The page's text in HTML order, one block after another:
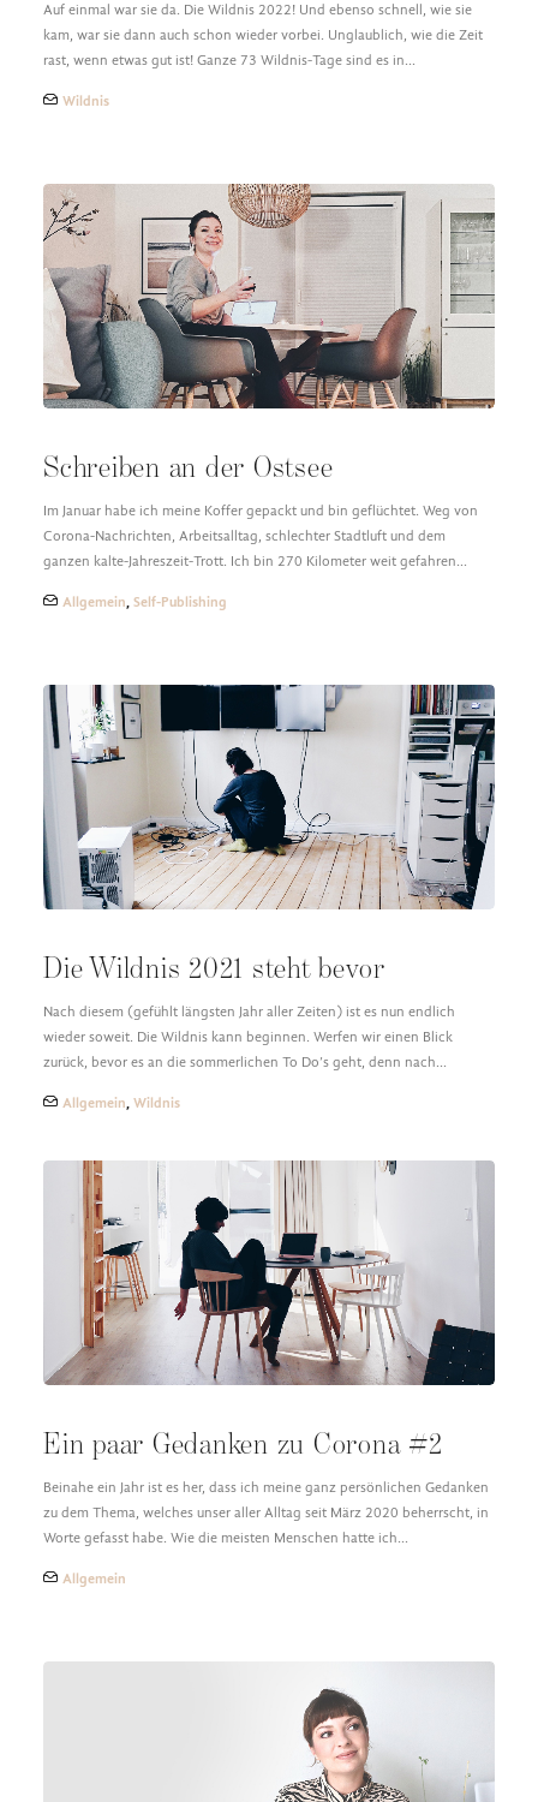
Auf einmal war sie da. Die Wildnis 2022! Und ebenso schnell, wie sie
kam, war sie dann auch schon wieder vorbei. Unglaublich, wie die Zeit
rast, wenn etwas gut ist! Ganze 73 Wildnis-Tage sind es in…
Wildnis
Schreiben an der Ostsee
Im Januar habe ich meine Koffer gepackt und bin geflüchtet. Weg von
Corona-Nachrichten, Arbeitsalltag, schlechter Stadtluft und dem
ganzen kalte-Jahreszeit-Trott. Ich bin 270 Kilometer weit gefahren…
Allgemein, Self-Publishing
Die Wildnis 2021 steht bevor
Nach diesem (gefühlt längsten Jahr aller Zeiten) ist es nun endlich
wieder soweit. Die Wildnis kann beginnen. Werfen wir einen Blick
zurück, bevor es an die sommerlichen To Do’s geht, denn nach…
Allgemein, Wildnis
Ein paar Gedanken zu Corona #2
Beinahe ein Jahr ist es her, dass ich meine ganz persönlichen Gedanken
zu dem Thema, welches unser aller Alltag seit März 2020 beherrscht, in
Worte gefasst habe. Wie die meisten Menschen hatte ich…
Allgemein